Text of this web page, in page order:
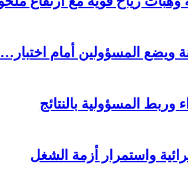
ويضع المسؤولين أمام اختبار…
المسؤولية بالنتائج
واستمرار أزمة الشغل